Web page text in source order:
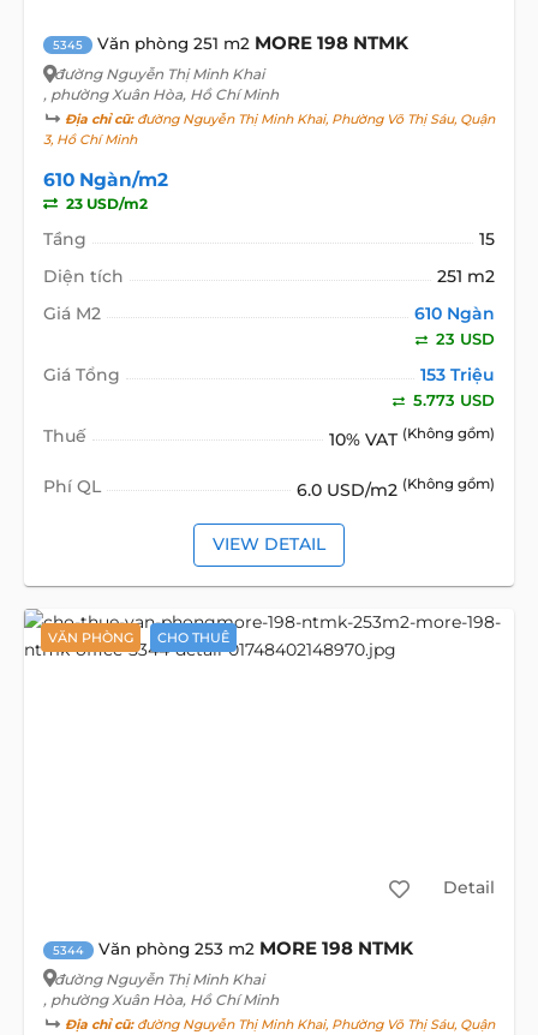
5345 Văn phòng 251 m2 MORE 198 NTMK
đường Nguyễn Thị Minh Khai
, phường Xuân Hòa, Hồ Chí Minh
Địa chỉ cũ:đường Nguyễn Thị Minh Khai, Phường Võ Thị Sáu, Quận
3, Hồ Chí Minh
610 Ngàn/m2
23 USD/m2
Tầng
15
Diện tích
251 m2
Giá M2
610 Ngàn
23 USD
Giá Tổng 153 Triệu
5.773 USD
Thuế 10% VAT (Không gồm)
Phí QL 6.0 USD/m2 (Không gồm)
VIEW DETAIL
VĂN PHÒNG CHO THUÊ
Detail
5344 Văn phòng 253 m2 MORE 198 NTMK
đường Nguyễn Thị Minh Khai
, phường Xuân Hòa, Hồ Chí Minh
Địa chỉ cũ:đường Nguyễn Thị Minh Khai, Phường Võ Thị Sáu, Quận